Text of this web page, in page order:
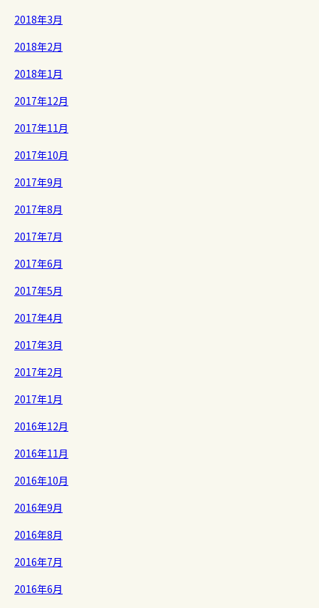
2018年3月
2018年2月
2018年1月
2017年12月
2017年11月
2017年10月
2017年9月
2017年8月
2017年7月
2017年6月
2017年5月
2017年4月
2017年3月
2017年2月
2017年1月
2016年12月
2016年11月
2016年10月
2016年9月
2016年8月
2016年7月
2016年6月